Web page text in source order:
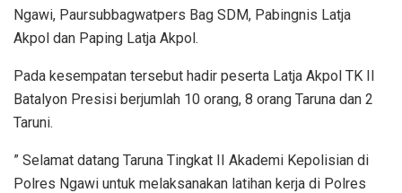
Ngawi, Paursubbagwatpers Bag SDM, Pabingnis Latja
Akpol dan Paping Latja Akpol.
Pada kesempatan tersebut hadir peserta Latja Akpol TK II
Batalyon Presisi berjumlah 10 orang, 8 orang Taruna dan 2
Taruni.
” Selamat datang Taruna Tingkat II Akademi Kepolisian di
Polres Ngawi untuk melaksanakan latihan kerja di Polres